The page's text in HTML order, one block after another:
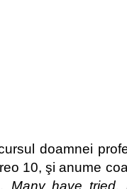
doamnei
10, şi anume
Many have